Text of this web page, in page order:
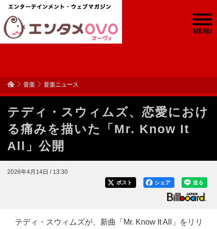
MENU
音楽 音楽ニュース
テディ・スウィムズ、恋愛におけ
る痛みを描いた「Mr. Know It
All」公開
2026年4月14日 / 13:30
送る
シェア
ポスト
テディ・スウィムズが、新曲「Mr. Know It All」をリリ